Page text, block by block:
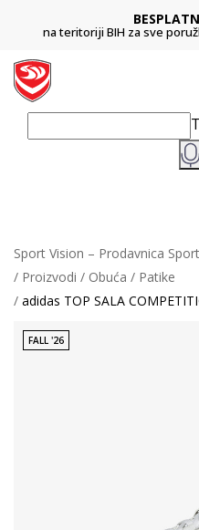
na teritoriji BIH za sve
Sport Vision – Prodavnica
Proizvodi
Obuća
Patike
adidas TOP SALA
FALL '26